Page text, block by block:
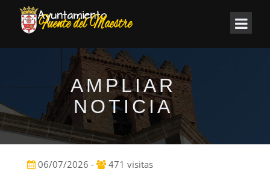
AMPLIAR
NOTICIA
06/07/2026 - 471 visitas